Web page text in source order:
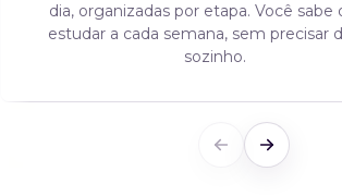
dia, organizadas por etapa. Você sabe
estudar a cada semana, sem precisar
sozinho.